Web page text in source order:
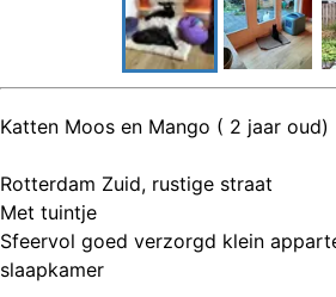
Katten Moos en Mango ( 2 jaar oud)
Rotterdam Zuid, rustige straat
Met tuintje
Sfeervol goed verzorgd klein
slaapkamer